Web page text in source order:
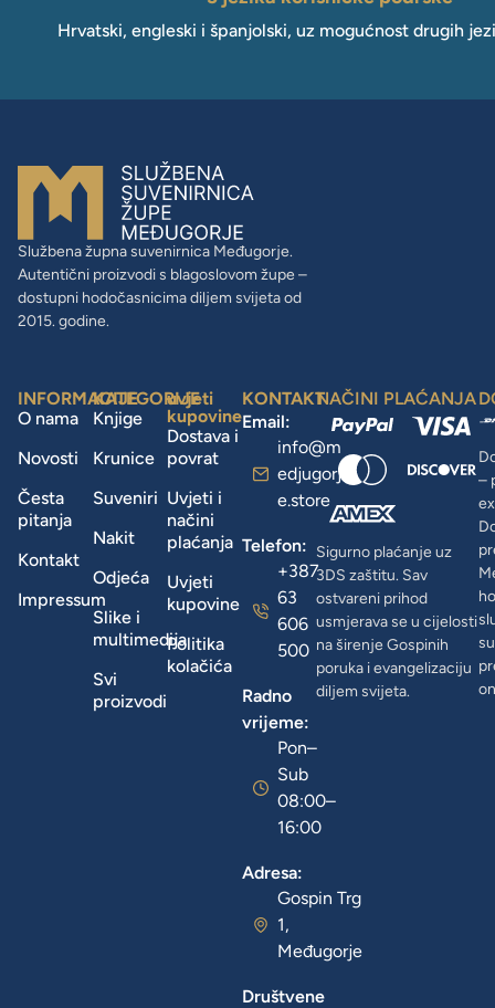
Hrvatski, engleski i španjolski, uz mogućnost drugih
Službena župna suvenirnica Međugorje.
Autentični proizvodi s blagoslovom župe –
dostupni hodočasnicima diljem svijeta od
2015. godine.
INFORMACIJE
O nama
Novosti
Česta
pitanja
Kontakt
Impressum
KATEGORIJE
Knjige
Krunice
Suveniri
Nakit
Odjeća
Slike i
multimedija
Svi
proizvodi
uvjeti
kupovine
Dostava i
povrat
Uvjeti i
načini
plaćanja
Uvjeti
kupovine
Politika
kolačića
KONTAKT
Email:
info@m
edjugorj
e.store
Telefon:
+387
63
606
500
Radno
vrijeme:
Pon–
Sub
08:00–
16:00
Adresa:
Gospin Trg
1,
Međugorje
Društvene
NAČINI PLAĆANJA
Sigurno plaćanje uz
3DS zaštitu. Sav
ostvareni prihod
usmjerava se u cijelosti
na širenje Gospinih
poruka i evangelizaciju
diljem svijeta.
–